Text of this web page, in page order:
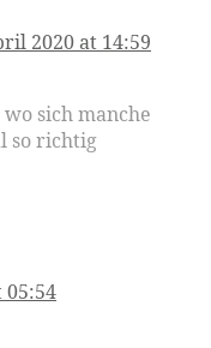
2020 at 14:59
sich manche
so richtig
05:54